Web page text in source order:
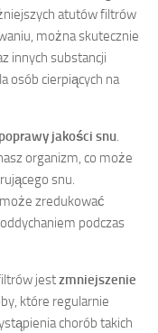
atutów filtrów
można skutecznie
innych substancji
osób cierpiących na
poprawy jakości snu.
organizm, co może
snu.
zredukować
podczas
jestzmniejszenie
które regularnie
chorób takich